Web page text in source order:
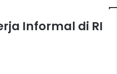
Informal di RI